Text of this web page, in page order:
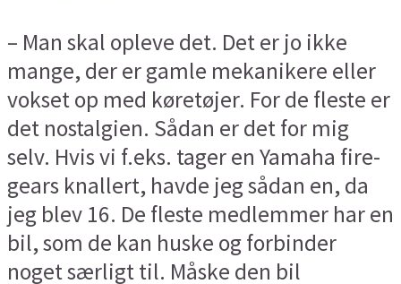
– Man skal opleve det. Det er jo ikke
mange, der er gamle mekanikere eller
vokset op med køretøjer. For de fleste er
det nostalgien. Sådan er det for mig
selv. Hvis vi f.eks. tager en Yamaha fire-
gears knallert, havde jeg sådan en, da
jeg blev 16. De fleste medlemmer har en
bil, som de kan huske og forbinder
noget særligt til. Måske den bil